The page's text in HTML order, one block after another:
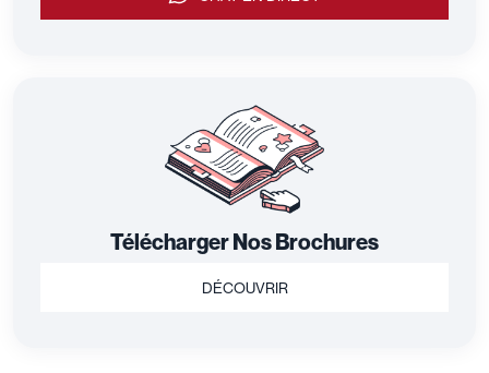
Télécharger Nos Brochures
DÉCOUVRIR